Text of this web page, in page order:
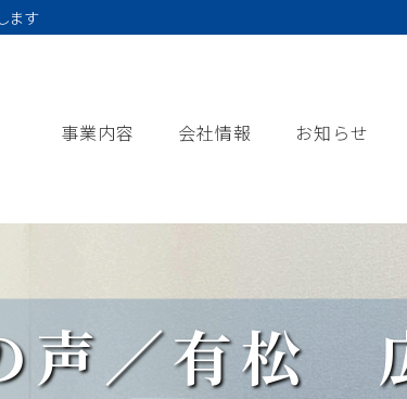
ます
事業内容 会社情報 お知らせ
声／有松